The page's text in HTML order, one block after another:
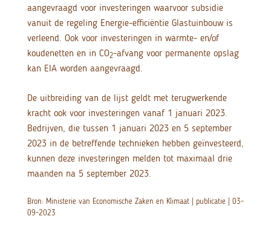
aangevraagd voor investeringen waarvoor subsidie
vanuit de regeling Energie-efficiëntie Glastuinbouw is
verleend. Ook voor investeringen in warmte- en/of
koudenetten en in CO2-afvang voor permanente opslag
kan EIA worden aangevraagd.
De uitbreiding van de lijst geldt met terugwerkende
kracht ook voor investeringen vanaf 1 januari 2023.
Bedrijven, die tussen 1 januari 2023 en 5 september
2023 in de betreffende technieken hebben geïnvesteerd,
kunnen deze investeringen melden tot maximaal drie
maanden na 5 september 2023.
Bron: Ministerie van Economische Zaken en Klimaat | publicatie | 03-
09-2023